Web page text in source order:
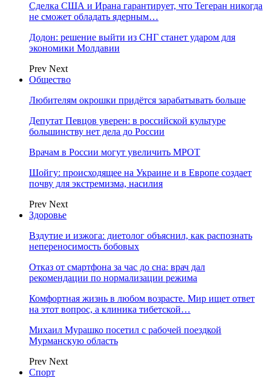
Сделка США и Ирана гарантирует, что Тегеран никогда
не сможет обладать ядерным…
Додон: решение выйти из СНГ станет ударом для
экономики Молдавии
Prev Next
Общество
Любителям окрошки придётся зарабатывать больше
Депутат Певцов уверен: в российской культуре
большинству нет дела до России
Врачам в России могут увеличить МРОТ
Шойгу: происходящее на Украине и в Европе создает
почву для экстремизма, насилия
Prev Next
Здоровье
Вздутие и изжога: диетолог объяснил, как распознать
непереносимость бобовых
Отказ от смартфона за час до сна: врач дал
рекомендации по нормализации режима
Комфортная жизнь в любом возрасте. Мир ищет ответ
на этот вопрос, а клиника тибетской…
Михаил Мурашко посетил с рабочей поездкой
Мурманскую область
Prev Next
Спорт